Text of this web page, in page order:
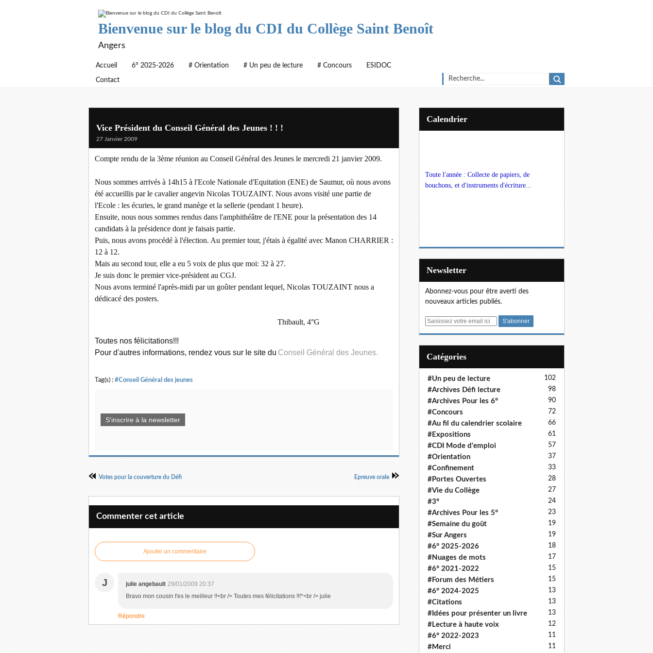
Bienvenue sur le blog du CDI du Collège Saint Benoît
Angers
Accueil 6° 2025-2026 # Orientation # Un peu de lecture # Concours ESIDOC
Contact
Vice Président du Conseil Général des Jeunes ! ! !
27 Janvier 2009
Compte rendu de la 3ème réunion au Conseil Général des Jeunes le mercredi 21 janvier 2009.
Nous sommes arrivés à 14h15 à l'Ecole Nationale d'Equitation (ENE) de Saumur, où nous avons
été accueillis par le cavalier angevin Nicolas TOUZAINT. Nous avons visité une partie de
l'Ecole : les écuries, le grand manège et la sellerie (pendant 1 heure).
Ensuite, nous nous sommes rendus dans l'amphithéâtre de l'ENE pour la présentation des 14
candidats à la présidence dont je faisais partie.
Puis, nous avons procédé à l'élection. Au premier tour, j'étais à égalité avec Manon CHARRIER :
12 à 12.
Mais au second tour, elle a eu 5 voix de plus que moi: 32 à 27.
Je suis donc le premier vice-président au CGJ.
Nous avons terminé l'après-midi par un goûter pendant lequel, Nicolas TOUZAINT nous a
dédicacé des posters.
Thibault, 4°G
Toutes nos félicitations!!!
Pour d'autres informations, rendez vous sur le site du Conseil Général des Jeunes.
Tag(s) : #Conseil Général des jeunes
S'inscrire à la newsletter
Votes pour la couverture du Défi Epreuve orale
Commenter cet article
Ajouter un commentaire
J julie angebault 29/01/2009 20:37
Bravo mon cousin t'es le meilleur !!<br /> Toutes mes félicitations !!!*<br /> julie
Répondre
Calendrier
Toute l'année : Collecte de papiers, de
bouchons, et d'instruments d'écriture...
Newsletter
Abonnez-vous pour être averti des
nouveaux articles publiés.
E
Catégories
#Un peu de lecture 102
#Archives Défi lecture 98
#Archives Pour les 6° 90
#Concours 72
#Au fil du calendrier scolaire 66
#Expositions 61
#CDI Mode d'emploi 57
#Orientation 37
#Confinement 33
#Portes Ouvertes 28
#Vie du Collège 27
#3° 24
#Archives Pour les 5° 23
#Semaine du goût 19
#Sur Angers 19
#6° 2025-2026 18
#Nuages de mots 17
#6° 2021-2022 15
#Forum des Métiers 15
#6° 2024-2025 13
#Citations 13
#Idées pour présenter un livre 13
#Lecture à haute voix 12
#6° 2022-2023 11
#Merci 11